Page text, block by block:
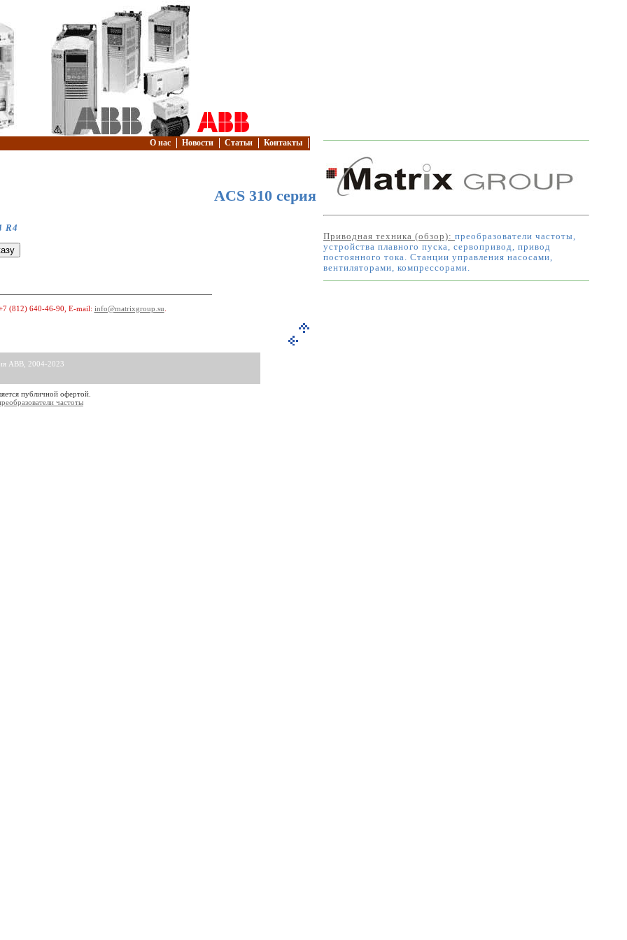
Приводная техника (обзор): преобразователи частоты,
устройства плавного пуска, сервопривод, привод
постоянного тока. Станции управления насосами,
вентиляторами, компрессорами.
О нас Новости Статьи Контакты
ACS 310 серия
R4
(812) 640-46-90 , E-mail: info@matrixgroup.su
АВВ, 2004-2023
публичной офертой.
частоты